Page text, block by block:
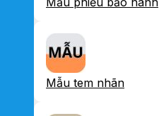
Mẫu tem nhãn